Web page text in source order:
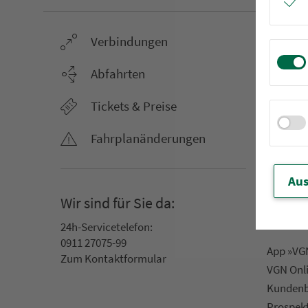
Ver­bin­dungen
Abfahrten
Tickets & Preise
Fahr­plan­ände­rungen
Wir sind für Sie da:
24h-Ser­vice­te­le­fon:
0911 27075-99
Zum Kon­taktformular
Netz
Rufbus
App
VGN